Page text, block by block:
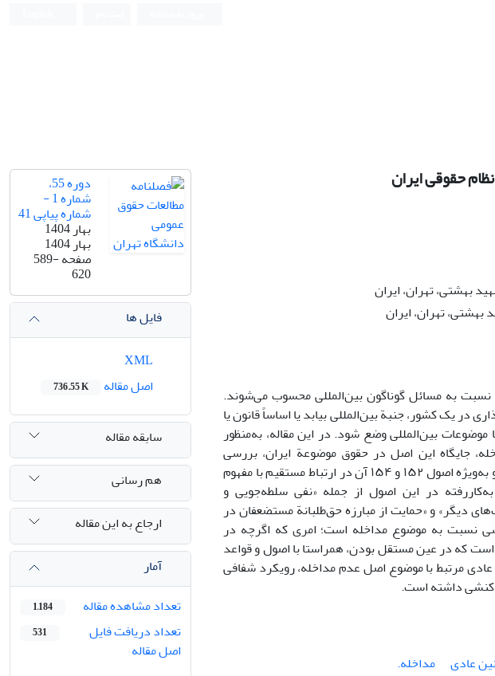
حقوقی ایران
بهشتی، تهران، ایران‏
تهران، ایران‏
به مسائل گوناگون بین‌المللی محسوب می‌شوند.
در یک کشور، جنبة بین‌المللی بیابد یا اساساً قانون یا
بین‌المللی وضع شود. در این مقاله، به‌منظور
جایگاه این اصل در حقوق موضوعة ایران، بررسی
می‌شود. اصول متعدد قانون اساسی جمهوری اسلامی ایران و به‌ویژه اصول ۱۵۲ و ۱۵۴ آن در ارتباط مستقیم با مفهوم
در این اصول از جمله «نفی سلطه‌جویی و
دیگر» و «حمایت از مبارزه حق‌طلبانة مستضعفان در
نسبت به موضوع مداخله است؛ امری که اگرچه در
که در عین مستقل بودن، همراستا با اصول و قواعد
مرتبط با موضوع اصل عدم مداخله، رویکرد شفافی
داشته است.
‏عادی
مداخله.‏
دوره 55،
شماره 1 -
شماره پیاپی 41
بهار 1404
بهار 1404
صفحه589-
620
فایل ها
اصل مقاله
736.55 K
سابقه مقاله
هم رسانی
ارجاع به این مقاله
آمار
تعداد مشاهده مقاله
1,184
تعداد دریافت فایل
اصل مقاله
531